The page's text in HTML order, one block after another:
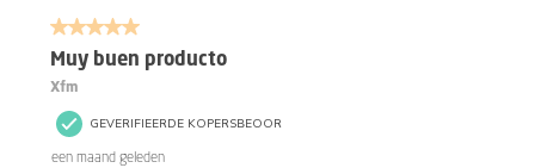
Beoordelingen.
5 van 5 sterren.
Muy buen producto
Xfm
GEVERIFIEERDE KOPERSBEOOR
een maand geleden